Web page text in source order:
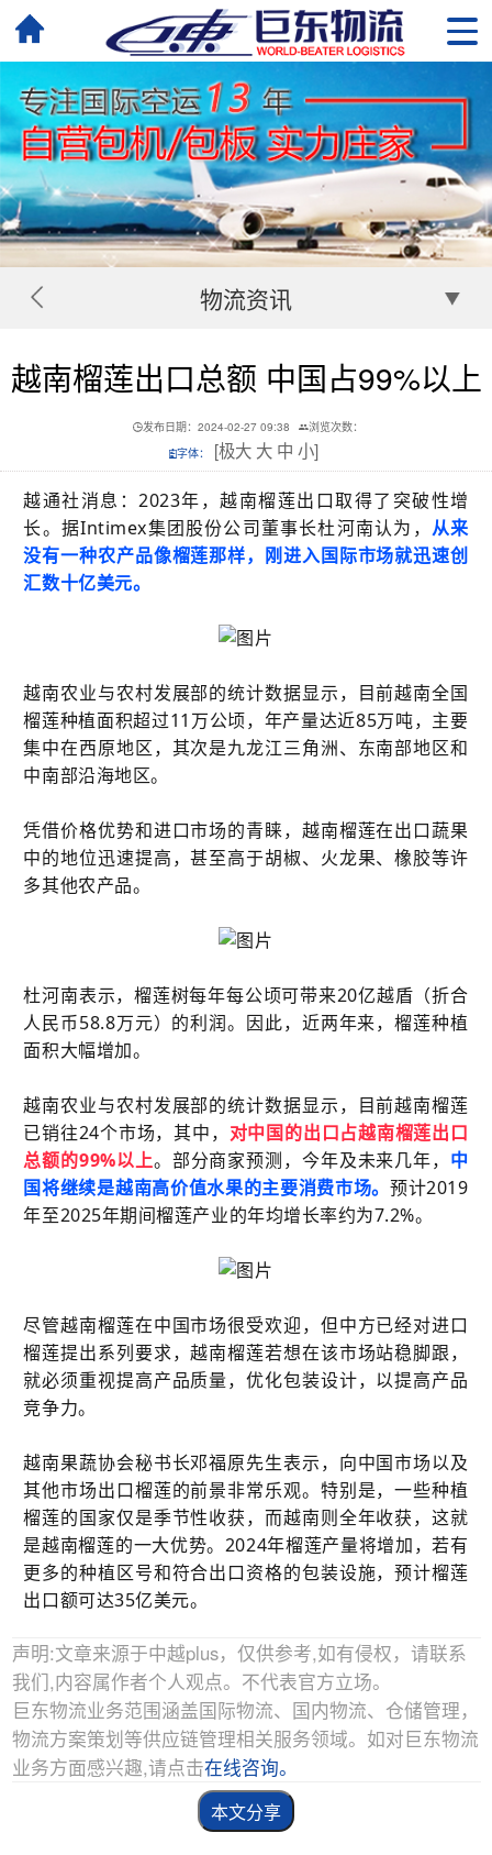
物流资讯
越南榴莲出口总额 中国占99%以上
发布日期：2024-02-27 09:38
浏览次数：
字体：
[极大 大 中 小]
越通社消息：2023年，越南榴莲出口取得了突破性增
长。据Intimex集团股份公司董事长杜河南认为， 从来
没有一种农产品像榴莲那样，刚进入国际市场就迅速创
汇数十亿美元。
越南农业与农村发展部的统计数据显示，目前越南全国
榴莲种植面积超过11万公顷，年产量达近85万吨，主要
集中在西原地区，其次是九龙江三角洲、东南部地区和
中南部沿海地区。
凭借价格优势和进口市场的青睐，越南榴莲在出口蔬果
中的地位迅速提高，甚至高于胡椒、火龙果、橡胶等许
多其他农产品。
杜河南表示，榴莲树每年每公顷可带来20亿越盾（折合
人民币58.8万元）的利润。因此，近两年来，榴莲种植
面积大幅增加。
越南农业与农村发展部的统计数据显示，目前越南榴莲
已销往24个市场，其中， 对中国的出口占越南榴莲出口
总额的99%以上。部分商家预测，今年及未来几年， 中
国将继续是越南高价值水果的主要消费市场。预计2019
年至2025年期间榴莲产业的年均增长率约为7.2%。
尽管越南榴莲在中国市场很受欢迎，但中方已经对进口
榴莲提出系列要求，越南榴莲若想在该市场站稳脚跟，
就必须重视提高产品质量，优化包装设计，以提高产品
竞争力。
越南果蔬协会秘书长邓福原先生表示，向中国市场以及
其他市场出口榴莲的前景非常乐观。特别是，一些种植
榴莲的国家仅是季节性收获，而越南则全年收获，这就
是越南榴莲的一大优势。2024年榴莲产量将增加，若有
更多的种植区号和符合出口资格的包装设施，预计榴莲
出口额可达35亿美元。
声明:文章来源于中越plus，仅供参考,如有侵权，请联系
我们,内容属作者个人观点。不代表官方立场。
巨东物流业务范围涵盖国际物流、国内物流、仓储管理，
物流方案策划等供应链管理相关服务领域。如对巨东物流
业务方面感兴趣,请点击在线咨询。
本文分享